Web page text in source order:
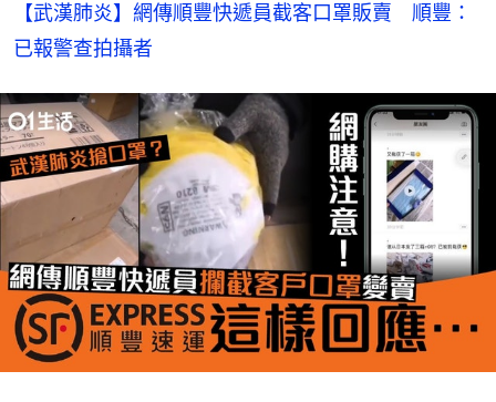
【武漢肺炎】網傳順豐快遞員截客口罩販賣　順豐：
已報警查拍攝者